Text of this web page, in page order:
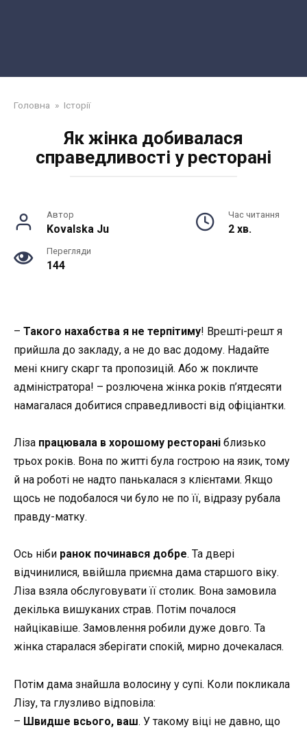
Головна » Історії
Як жінка добивалася
справедливості у ресторані
Автор
Kovalska Ju
Час читання
2 хв.
Перегляди
144
– Такого нахабства я не терпітиму! Врешті-решт я
прийшла до закладу, а не до вас додому. Надайте
мені книгу скарг та пропозицій. Або ж покличте
адміністратора! – розлючена жінка років п’ятдесяти
намагалася добитися справедливості від офіціантки.
Ліза працювала в хорошому ресторані близько
трьох років. Вона по житті була гострою на язик, тому
й на роботі не надто панькалася з клієнтами. Якщо
щось не подобалося чи було не по її, відразу рубала
правду-матку.
Ось ніби ранок починався добре. Та двері
відчинилися, ввійшла приємна дама старшого віку.
Ліза взяла обслуговувати її столик. Вона замовила
декілька вишуканих страв. Потім почалося
найцікавіше. Замовлення робили дуже довго. Та
жінка старалася зберігати спокій, мирно дочекалася.
Потім дама знайшла волосину у супі. Коли покликала
Лізу, та глузливо відповіла:
– Швидше всього, ваш. У такому віці не давно, що